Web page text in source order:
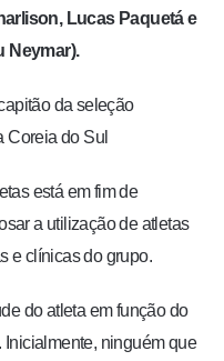
Lucas Paquetá e
Neymar).
da seleção
Coreia do Sul
está em fim de
a utilização de atletas
e clínicas do grupo.
do atleta em função do
ninguém que